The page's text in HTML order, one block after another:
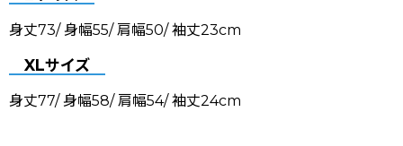
身丈73/ 身幅55/ 肩幅50/ 袖丈23cm
XLサイズ
身丈77/ 身幅58/ 肩幅54/ 袖丈24cm